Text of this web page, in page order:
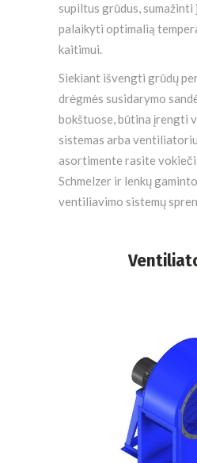
supiltus grūdus, sumažinti
palaikyti optimalią
kaitimui.
Siekiant išvengti grūdų
drėgmės susidarymo
bokštuose, būtina įrengti
sistemas arba
asortimente rasite
Schmelzer ir lenkų
ventiliavimo sistemų